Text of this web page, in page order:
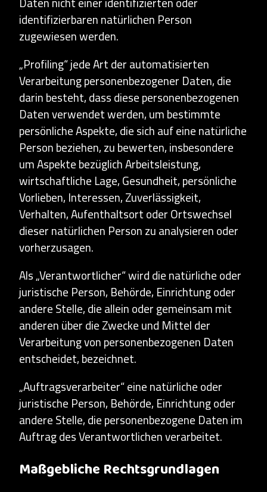
identifizierbaren natürlichen Person
zugewiesen werden.
„Profiling“ jede Art der automatisierten
Verarbeitung personenbezogener Daten, die
darin besteht, dass diese personenbezogenen
Daten verwendet werden, um bestimmte
persönliche Aspekte, die sich auf eine natürliche
Person beziehen, zu bewerten, insbesondere
um Aspekte bezüglich Arbeitsleistung,
wirtschaftliche Lage, Gesundheit, persönliche
Vorlieben, Interessen, Zuverlässigkeit,
Verhalten, Aufenthaltsort oder Ortswechsel
dieser natürlichen Person zu analysieren oder
vorherzusagen.
Als „Verantwortlicher“ wird die natürliche oder
juristische Person, Behörde, Einrichtung oder
andere Stelle, die allein oder gemeinsam mit
anderen über die Zwecke und Mittel der
Verarbeitung von personenbezogenen Daten
entscheidet, bezeichnet.
„Auftragsverarbeiter“ eine natürliche oder
juristische Person, Behörde, Einrichtung oder
andere Stelle, die personenbezogene Daten im
Auftrag des Verantwortlichen verarbeitet.
Maßgebliche Rechtsgrundlagen